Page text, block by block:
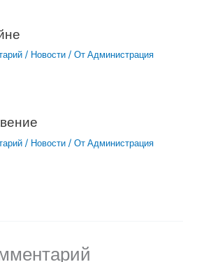
/ Новости / От Администрация
/ Новости / От Администрация